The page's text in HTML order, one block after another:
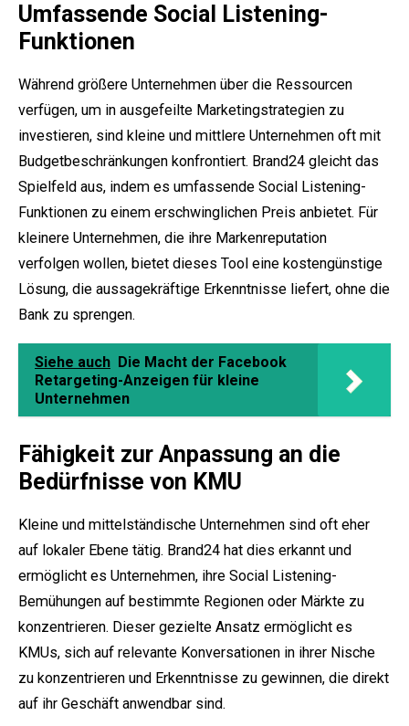
Umfassende Social Listening-
Funktionen
Während größere Unternehmen über die Ressourcen
verfügen, um in ausgefeilte Marketingstrategien zu
investieren, sind kleine und mittlere Unternehmen oft mit
Budgetbeschränkungen konfrontiert. Brand24 gleicht das
Spielfeld aus, indem es umfassende Social Listening-
Funktionen zu einem erschwinglichen Preis anbietet. Für
kleinere Unternehmen, die ihre Markenreputation
verfolgen wollen, bietet dieses Tool eine kostengünstige
Lösung, die aussagekräftige Erkenntnisse liefert, ohne die
Bank zu sprengen.
Siehe auch Die Macht der Facebook
Retargeting-Anzeigen für kleine
Unternehmen
Fähigkeit zur Anpassung an die
Bedürfnisse von KMU
Kleine und mittelständische Unternehmen sind oft eher
auf lokaler Ebene tätig. Brand24 hat dies erkannt und
ermöglicht es Unternehmen, ihre Social Listening-
Bemühungen auf bestimmte Regionen oder Märkte zu
konzentrieren. Dieser gezielte Ansatz ermöglicht es
KMUs, sich auf relevante Konversationen in ihrer Nische
zu konzentrieren und Erkenntnisse zu gewinnen, die direkt
auf ihr Geschäft anwendbar sind.